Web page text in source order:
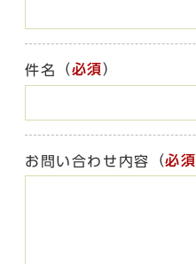
件名 （必須）
お問い合わせ内容 （必須